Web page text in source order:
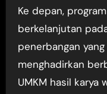
Ke depan,
berkelanjutan
penerbangan
menghadirkan
UMKM hasil karya